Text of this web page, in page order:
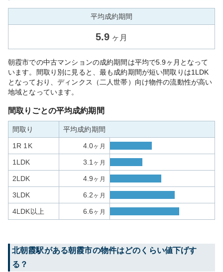
平均成約期間
5.9 ヶ月
朝霞市での中古マンションの成約期間は平均で5.9ヶ月となって
います。間取り別に見ると、最も成約期間が短い間取りは1LDK
となっており、ディンクス（二人世帯）向け物件の流動性が高い
地域となっています。
間取りごとの平均成約期間
間取り 平均成約期間
1R 1K 4.0ヶ月
1LDK 3.1 ヶ月
2LDK 4.9ヶ月
3LDK 6.2ヶ月
4LDK以上 6.6ヶ月
北朝霞駅がある朝霞市の物件はどのくらい値下げす
る？